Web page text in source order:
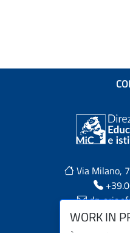
WORK IN
Via Milano,
dg-